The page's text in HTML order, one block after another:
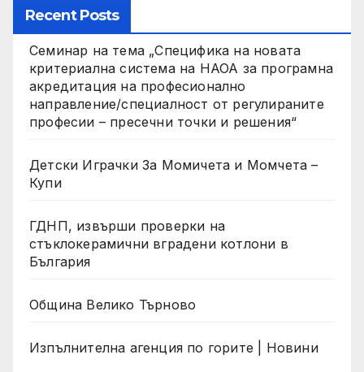
Recent Posts
Семинар на тема „Специфика на новата
критериална система на НАОА за програмна
акредитация на професионално
направление/специалност от регулираните
професии – пресечни точки и решения“
Детски Играчки За Момичета и Момчета –
Купи
ГДНП, извърши проверки на
стъклокерамични вградени котлони в
България
Община Велико Търново
Изпълнителна агенция по горите | Новини